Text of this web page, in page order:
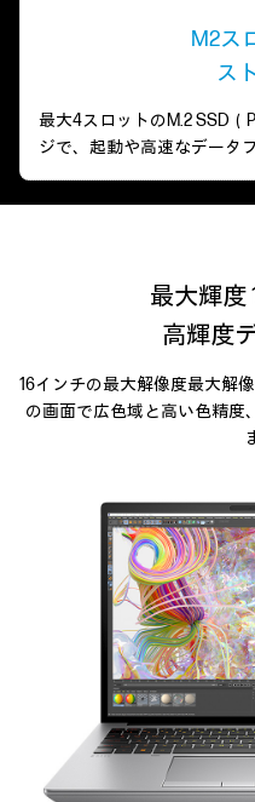
M2ス
ス
最大4スロットのM.2 SSD（
ジで、起動や高速なデータ
最大輝度
高輝度
16インチの最大解像度最大解
の画面で広色域と高い色精度